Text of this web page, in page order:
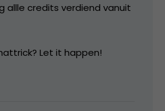
allle credits verdiend vanuit
Let it happen!